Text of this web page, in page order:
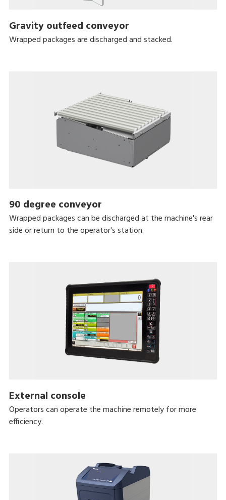
Gravity outfeed conveyor
Wrapped packages are discharged and stacked.
90 degree conveyor
Wrapped packages can be discharged at the machine's rear
side or return to the operator's station.
External console
Operators can operate the machine remotely for more
efficiency.